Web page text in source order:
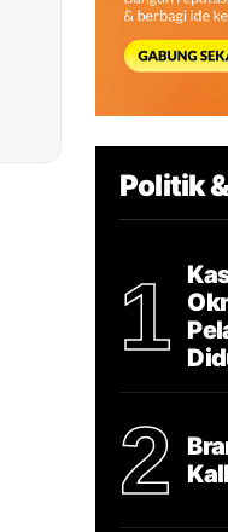
Politik
1
2